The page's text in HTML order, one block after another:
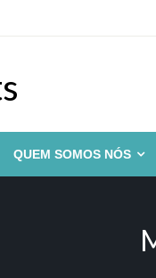
QUEM SOMOS NÓS